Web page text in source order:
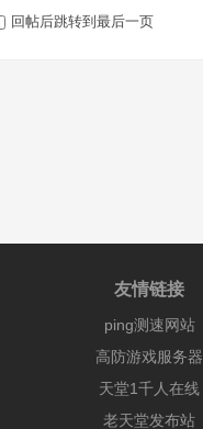
回帖后跳转到最后一页
友情链接
ping测速网站
高防游戏服务器
天堂1千人在线
老天堂发布站